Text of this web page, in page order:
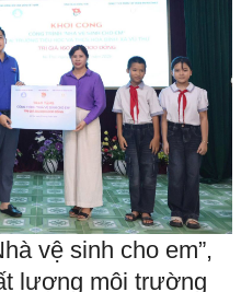
vệ sinh cho em”,
lượng môi trường